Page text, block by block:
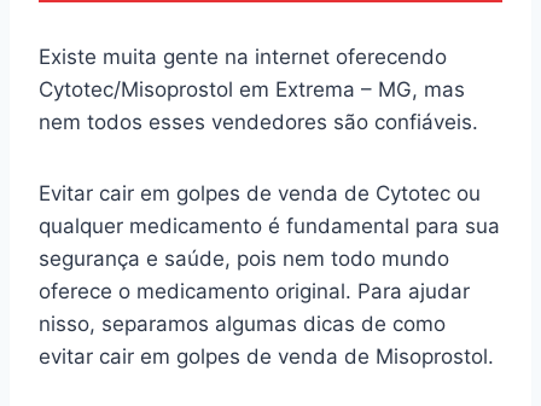
Existe muita gente na internet oferecendo
Cytotec/Misoprostol em Extrema – MG, mas
nem todos esses vendedores são confiáveis.
Evitar cair em golpes de venda de Cytotec ou
qualquer medicamento é fundamental para sua
segurança e saúde, pois nem todo mundo
oferece o medicamento original. Para ajudar
nisso, separamos algumas dicas de como
evitar cair em golpes de venda de Misoprostol.